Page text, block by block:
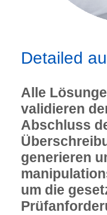
Detailed
Alle
validieren
Abschluss
generieren
um die